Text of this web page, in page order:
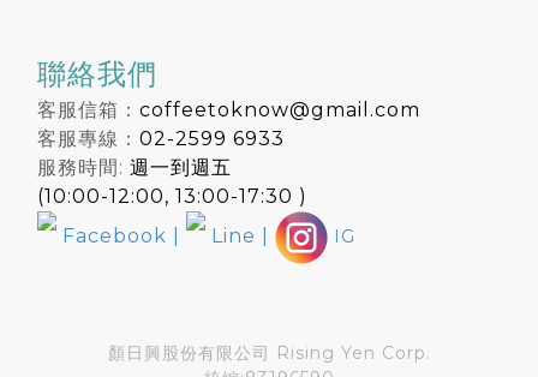
聯絡我們
客服信箱： coffeetoknow@gmail.com
客服專線： 02-2599 6933
服務時間: 週一到週五
(10:00-12:00, 13:00-17:30 )
Facebook
Line IG
顏日興股份有限公司 Rising Yen Corp.